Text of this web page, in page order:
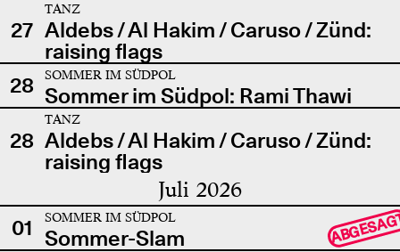
27
TANZ
Aldebs / Al Hakim / Caruso / Zünd:
raising flags
28
SOMMER IM SÜDPOL
Sommer im Südpol: Rami Thawi
28
TANZ
Aldebs / Al Hakim / Caruso / Zünd:
raising flags
Juli 2026
01 SOMMER IM SÜDPOL
Sommer-Slam